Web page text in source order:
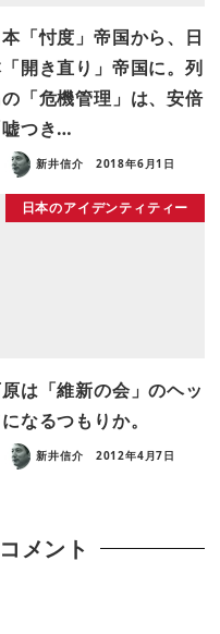
「忖度」帝国から、日
開き直り」帝国に。列
「危機管理」は、安倍
嘘つき…
新井信介 2018年6月1日
日本のアイデンティティー
は「維新の会」のヘッ
になるつもりか。
新井信介 2012年4月7日
メント